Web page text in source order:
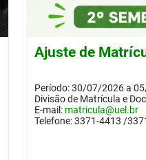
Ajuste de
Período: 30/07/2026 a
Divisão de Matrícula e
E-mail: matricula@uel.br
Telefone: 3371-4413 /